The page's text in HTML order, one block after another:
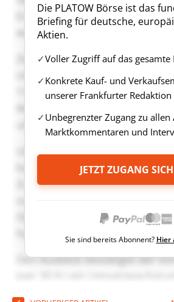
Die PLATOW Börse ist das
Briefing für deutsche,
Aktien.
Voller Zugriff auf das
Konkrete Kauf- und
unserer Frankfurter Redaktion
Unbegrenzter Zugang zu allen
Marktkommentaren und
JETZT ZUGANG
Sie sind bereits Abonnent? Hier